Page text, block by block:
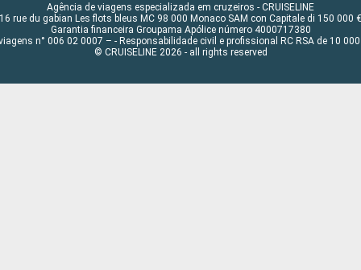
Agência de viagens especializada em cruzeiros - CRUISELINE
16 rue du gabian Les flots bleus MC 98 000 Monaco SAM con Capitale di 150 000 €
Garantia financeira Groupama Apólice número 4000717380
n° 006 02 0007 – - Responsabilidade civil e profissional RC RSA de 10 000
© CRUISELINE 2026 - all rights reserved